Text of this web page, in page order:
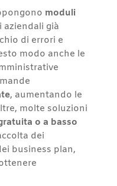
moduli
già
di errori e
modo anche le
, aumentando le
molte soluzioni
o a basso
dei
business plan,